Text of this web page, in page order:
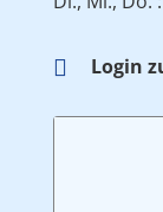
 Login